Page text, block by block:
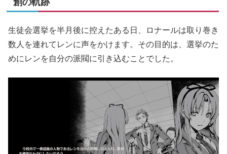
生徒会選挙を半月後に控えたある日、ロナールは取り巻き
数人を連れてレンに声をかけます。その目的は、選挙のた
めにレンを自分の派閥に引き込むことでした。